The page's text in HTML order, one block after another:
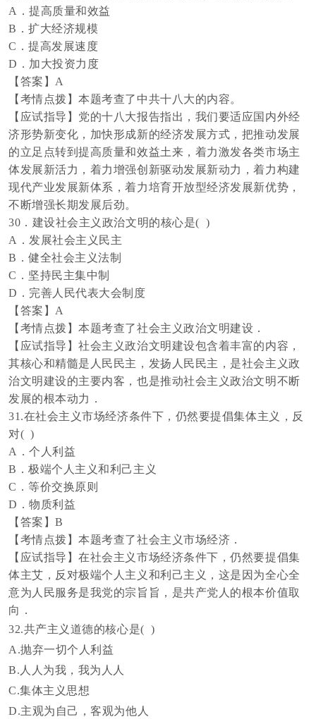
A．提高质量和效益
B．扩大经济规模
C．提高发展速度
D．加大投资力度
【答案】 A
【考情点拨】本题考查了中共十八大的内容。
【应试指导】党的十八大报告指出，我们要适应国内外经
济形势新变化，加快形成新的经济发展方式，把推动发展
的立足点转到提高质量和效益土来，着力激发各类市场主
体发展新活力，着力增强创新驱动发展新动力，着力构建
现代产业发展新体系，着力培育开放型经济发展新优势，
不断增强长期发展后劲。
30．建设社会主义政治文明的核心是( )
A．发展社会主义民主
B．健全社会主义法制
C．坚持民主集中制
D．完善人民代表大会制度
【答案】 A
【考情点拨】本题考查了社会主义政治文明建设．
【应试指导】社会主义政治文明建设包含着丰富的内容，
其核心和精髓是人民民主，发扬人民民主，是社会主义政
治文明建设的主要内客，也是推动社会主义政治文明不断
发展的根本动力．
31.在社会主义市场经济条件下，仍然要提倡集体主义，反
对( )
A．个人利益
B．极端个人主义和利己主义
C．等价交换原则
D．物质利益
【答案】B
【考情点拨】本题考查了社会主义市场经济．
【应试指导】在社会主义市场经济条件下，仍然要提倡集
体主艾，反对极端个人主义和利己主义，这是因为全心全
意为人民服务是我党的宗旨旨，是共产党人的根本价值取
向．
32.共产主义道德的核心是( )
A.抛弃一切个人利益
B.人人为我，我为人人
C.集体主义思想
D.主观为自己，客观为他人